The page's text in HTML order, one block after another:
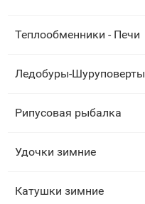
Теплообменники - Печи
Ледобуры-Шуруповерты
Рипусовая рыбалка
Удочки зимние
Катушки зимние